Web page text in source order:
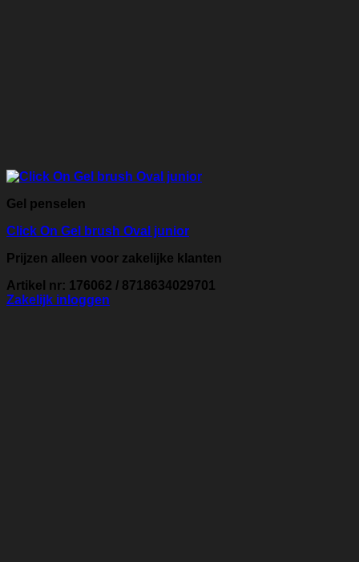
Gel penselen
Click On Gel brush Oval junior
Prijzen alleen voor zakelijke klanten
Artikel nr: 176062 / 8718634029701
Zakelijk inloggen